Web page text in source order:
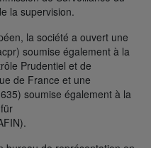
la supervision.
la société a ouvert une
soumise également à la
Prudentiel et de
de France et une
soumise également à la